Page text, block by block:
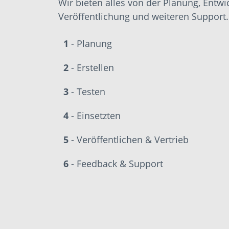
Veröffentlichung und weiteren Support.
1 - Planung
2 - Erstellen
3 - Testen
4 - Einsetzten
5 - Veröffentlichen & Vertrieb
6 - Feedback & Support